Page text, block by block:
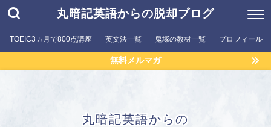
丸暗記英語からの脱却ブログ
TOEIC3ヵ月で800点講座 英文法一覧 鬼塚の教材一覧 プロフィール
無料メルマガ
丸暗記英語からの